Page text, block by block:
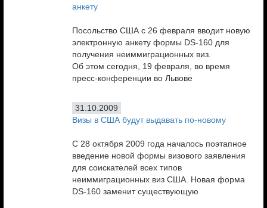
анкету
Посольство США с 26 февраля вводит новую
электронную анкету формы DS-160 для
получения неиммиграционных виз.
Об этом сегодня, 19 февраля, во время
пресс-конференции во Львове
31.10.2009
Визы в США будут выдавать по-новому
С 28 октября 2009 года началось поэтапное
введение новой формы визового заявления
для соискателей всех типов
неиммиграционных виз США. Новая форма
DS-160 заменит существующую